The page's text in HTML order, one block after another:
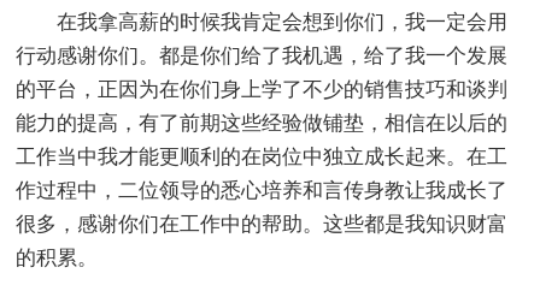
在我拿高薪的时候我肯定会想到你们，我一定会用
行动感谢你们。都是你们给了我机遇，给了我一个发展
的平台，正因为在你们身上学了不少的销售技巧和谈判
能力的提高，有了前期这些经验做铺垫，相信在以后的
工作当中我才能更顺利的在岗位中独立成长起来。在工
作过程中，二位领导的悉心培养和言传身教让我成长了
很多，感谢你们在工作中的帮助。这些都是我知识财富
的积累。